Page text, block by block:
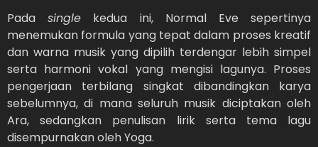
Padasingle kedua ini, Normal Eve sepertinya
menemukan formula yang tepat dalam proses kreatif
dan warna musik yang dipilih terdengar lebih simpel
serta harmoni vokal yang mengisi lagunya. Proses
pengerjaan terbilang singkat dibandingkan karya
sebelumnya, di mana seluruh musik diciptakan oleh
Ara, sedangkan penulisan lirik serta tema lagu
disempurnakan oleh Yoga.